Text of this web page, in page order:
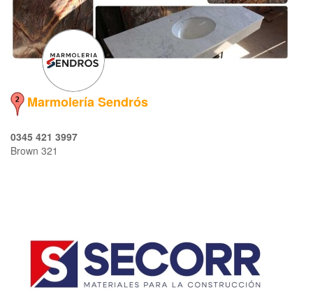
Marmolería Sendrós
0345 421 3997
Brown 321